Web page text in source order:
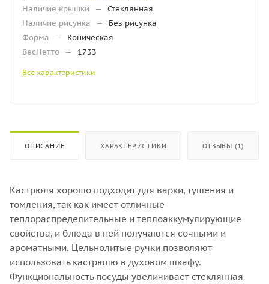
Наличие крышки
—
Стеклянная
Наличие рисунка
—
Без рисунка
Форма
—
Коническая
ВесНетто — 1733
Все характеристики
ОПИСАНИЕ ХАРАКТЕРИСТИКИ ОТЗЫВЫ (1)
Кастрюля хорошо подходит для варки, тушения и
томления, так как имеет отличные
теплораспределительные и теплоаккумулирующие
свойства, и блюда в ней получаются сочными и
ароматными. Цельнолитые ручки позволяют
использовать кастрюлю в духовом шкафу.
Функциональность посуды увеличивает стеклянная